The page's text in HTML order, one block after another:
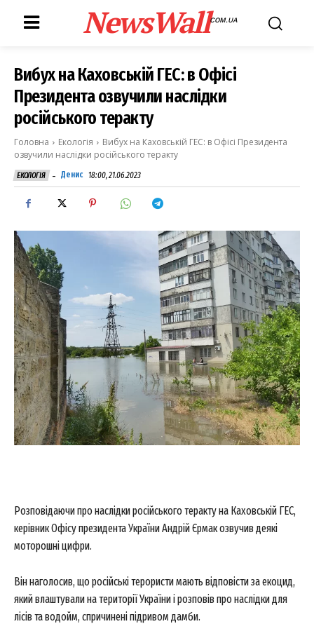
NewsWallCOM.UA
Вибух на Каховській ГЕС: в Офісі
Президента озвучили наслідки
російського теракту
Головна Екологія
Вибух на Каховській ГЕС: в Офісі Президента
озвучили наслідки російського теракту
ЕКОЛОГІЯ - Денис 18:00, 21.06.2023
Розповідаючи про наслідки російського теракту на Каховській ГЕС,
керівник Офісу президента України Андрій Єрмак озвучив деякі
моторошні цифри.
Він наголосив, що російські терористи мають відповісти за екоцид,
який влаштували на території України і розповів про наслідки для
лісів та водойм, спричинені підривом дамби.